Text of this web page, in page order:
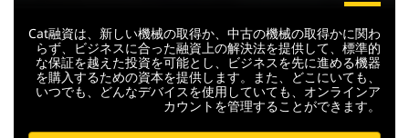
Cat融資は、新しい機械の取得か、中古の機械の取得かに関わ
らず、ビジネスに合った融資上の解決法を提供して、標準的
な保証を越えた投資を可能とし、ビジネスを先に進める機器
を購入するための資本を提供します。また、どこにいても、
いつでも、どんなデバイスを使用していても、オンラインア
カウントを管理することができます。